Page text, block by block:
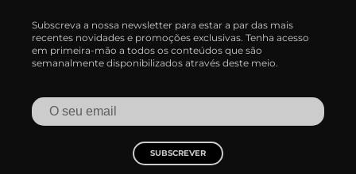
Subscreva a nossa newsletter para estar a par das mais
recentes novidades e promoções exclusivas. Tenha acesso
em primeira-mão a todos os conteúdos que são
semanalmente disponibilizados através deste meio.
SUBSCREVER